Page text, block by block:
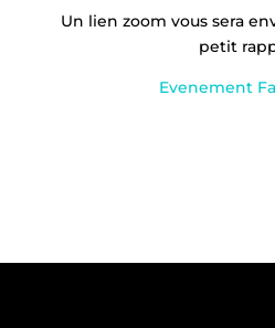
Un lien zoom vous sera
petit
Evenement